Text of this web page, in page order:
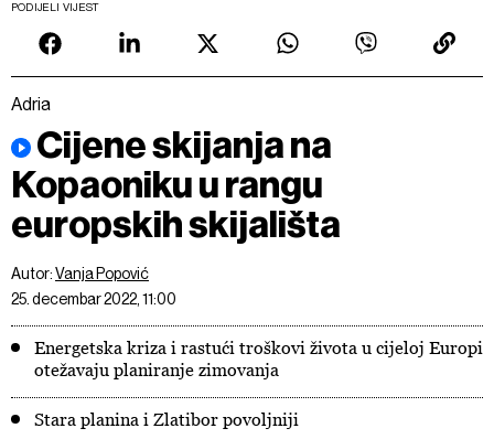
PODIJELI VIJEST
Adria
Cijene skijanja na
Kopaoniku u rangu
europskih skijališta
Autor:Vanja Popović
25. decembar 2022, 11:00
Energetska kriza i rastući troškovi života u cijeloj Europi
otežavaju planiranje zimovanja
Stara planina i Zlatibor povoljniji